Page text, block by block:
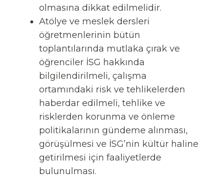
olmasına dikkat edilmelidir.
Atölye ve meslek dersleri
öğretmenlerinin bütün
toplantılarında mutlaka çırak ve
öğrenciler İSG hakkında
bilgilendirilmeli, çalışma
ortamındaki risk ve tehlikelerden
haberdar edilmeli, tehlike ve
risklerden korunma ve önleme
politikalarının gündeme alınması,
görüşülmesi ve İSG’nin kültür haline
getirilmesi için faaliyetlerde
bulunulması.